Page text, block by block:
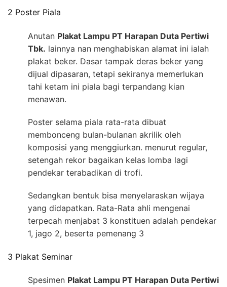
2 Poster Piala
Anutan Plakat Lampu PT Harapan Duta Pertiwi
Tbk. lainnya nan menghabiskan alamat ini ialah
plakat beker. Dasar tampak deras beker yang
dijual dipasaran, tetapi sekiranya memerlukan
tahi ketam ini piala bagi terpandang kian
menawan.
Poster selama piala rata-rata dibuat
membonceng bulan-bulanan akrilik oleh
komposisi yang menggiurkan. menurut regular,
setengah rekor bagaikan kelas lomba lagi
pendekar terabadikan di trofi.
Sedangkan bentuk bisa menyelaraskan wijaya
yang didapatkan. Rata-Rata ahli mengenai
terpecah menjabat 3 konstituen adalah pendekar
1, jago 2, beserta pemenang 3
3 Plakat Seminar
Spesimen Plakat Lampu PT Harapan Duta Pertiwi